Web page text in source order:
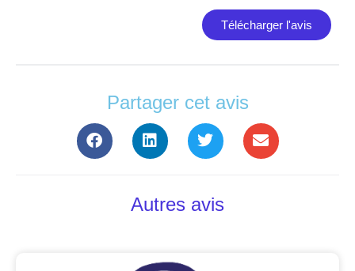
Télécharger l'avis
Partager cet avis
Autres avis